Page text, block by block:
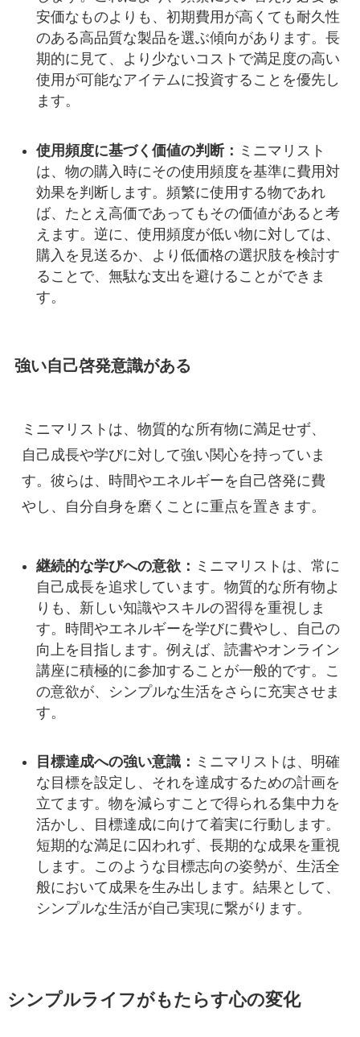
安価なものよりも、初期費用が高くても耐久性
のある高品質な製品を選ぶ傾向があります。長
期的に見て、より少ないコストで満足度の高い
使用が可能なアイテムに投資することを優先し
ます。
使用頻度に基づく価値の判断： ミニマリスト
は、物の購入時にその使用頻度を基準に費用対
効果を判断します。頻繁に使用する物であれ
ば、たとえ高価であってもその価値があると考
えます。逆に、使用頻度が低い物に対しては、
購入を見送るか、より低価格の選択肢を検討す
ることで、無駄な支出を避けることができま
す。
強い自己啓発意識がある
ミニマリストは、物質的な所有物に満足せず、
自己成長や学びに対して強い関心を持っていま
す。彼らは、時間やエネルギーを自己啓発に費
やし、自分自身を磨くことに重点を置きます。
継続的な学びへの意欲： ミニマリストは、常に
自己成長を追求しています。物質的な所有物よ
りも、新しい知識やスキルの習得を重視しま
す。時間やエネルギーを学びに費やし、自己の
向上を目指します。例えば、読書やオンライン
講座に積極的に参加することが一般的です。こ
の意欲が、シンプルな生活をさらに充実させま
す。
目標達成への強い意識： ミニマリストは、明確
な目標を設定し、それを達成するための計画を
立てます。物を減らすことで得られる集中力を
活かし、目標達成に向けて着実に行動します。
短期的な満足に囚われず、長期的な成果を重視
します。このような目標志向の姿勢が、生活全
般において成果を生み出します。結果として、
シンプルな生活が自己実現に繋がります。
シンプルライフがもたらす心の変化